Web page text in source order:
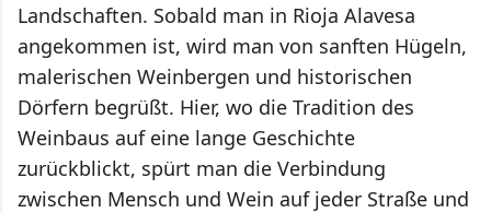
Landschaften. Sobald man in Rioja Alavesa
angekommen ist, wird man von sanften Hügeln,
malerischen Weinbergen und historischen
Dörfern begrüßt. Hier, wo die Tradition des
Weinbaus auf eine lange Geschichte
zurückblickt, spürt man die Verbindung
zwischen Mensch und Wein auf jeder Straße und